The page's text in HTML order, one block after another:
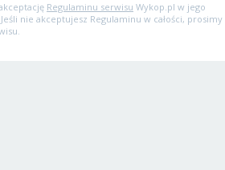
Regulaminu serwisu Wykop.pl w jego
nie akceptujesz Regulaminu w całości, prosimy